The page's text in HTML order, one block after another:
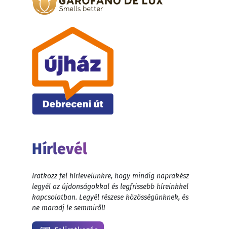
Hírlevél
Iratkozz fel hírlevelünkre, hogy mindig naprakész
legyél az újdonságokkal és legfrissebb híreinkkel
kapcsolatban. Legyél részese közösségünknek, és
ne maradj le semmiről!